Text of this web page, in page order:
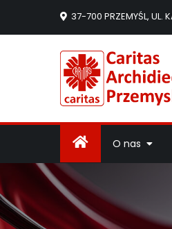
37-700 PRZEMYŚL, UL.
O nas